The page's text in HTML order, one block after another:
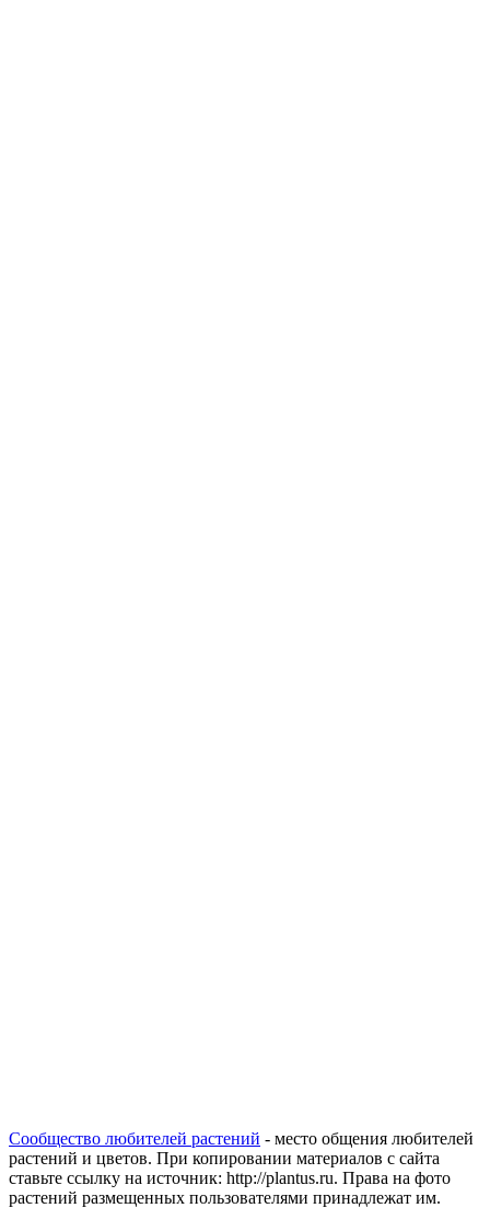
Сообщество любителей растений - место общения любителей
растений и цветов. При копировании материалов с сайта
ставьте ссылку на источник: http://plantus.ru. Права на фото
растений размещенных пользователями принадлежат им.